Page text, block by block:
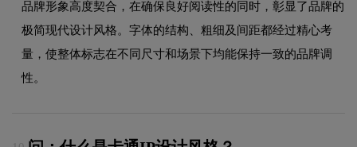
品牌形象高度契合，在确保良好阅读性的同时，彰显了品牌的
极简现代设计风格。字体的结构、粗细及间距都经过精心考
量，使整体标志在不同尺寸和场景下均能保持一致的品牌调
性。